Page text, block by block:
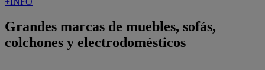
Grandes marcas de muebles, sofás,
colchones y electrodomésticos